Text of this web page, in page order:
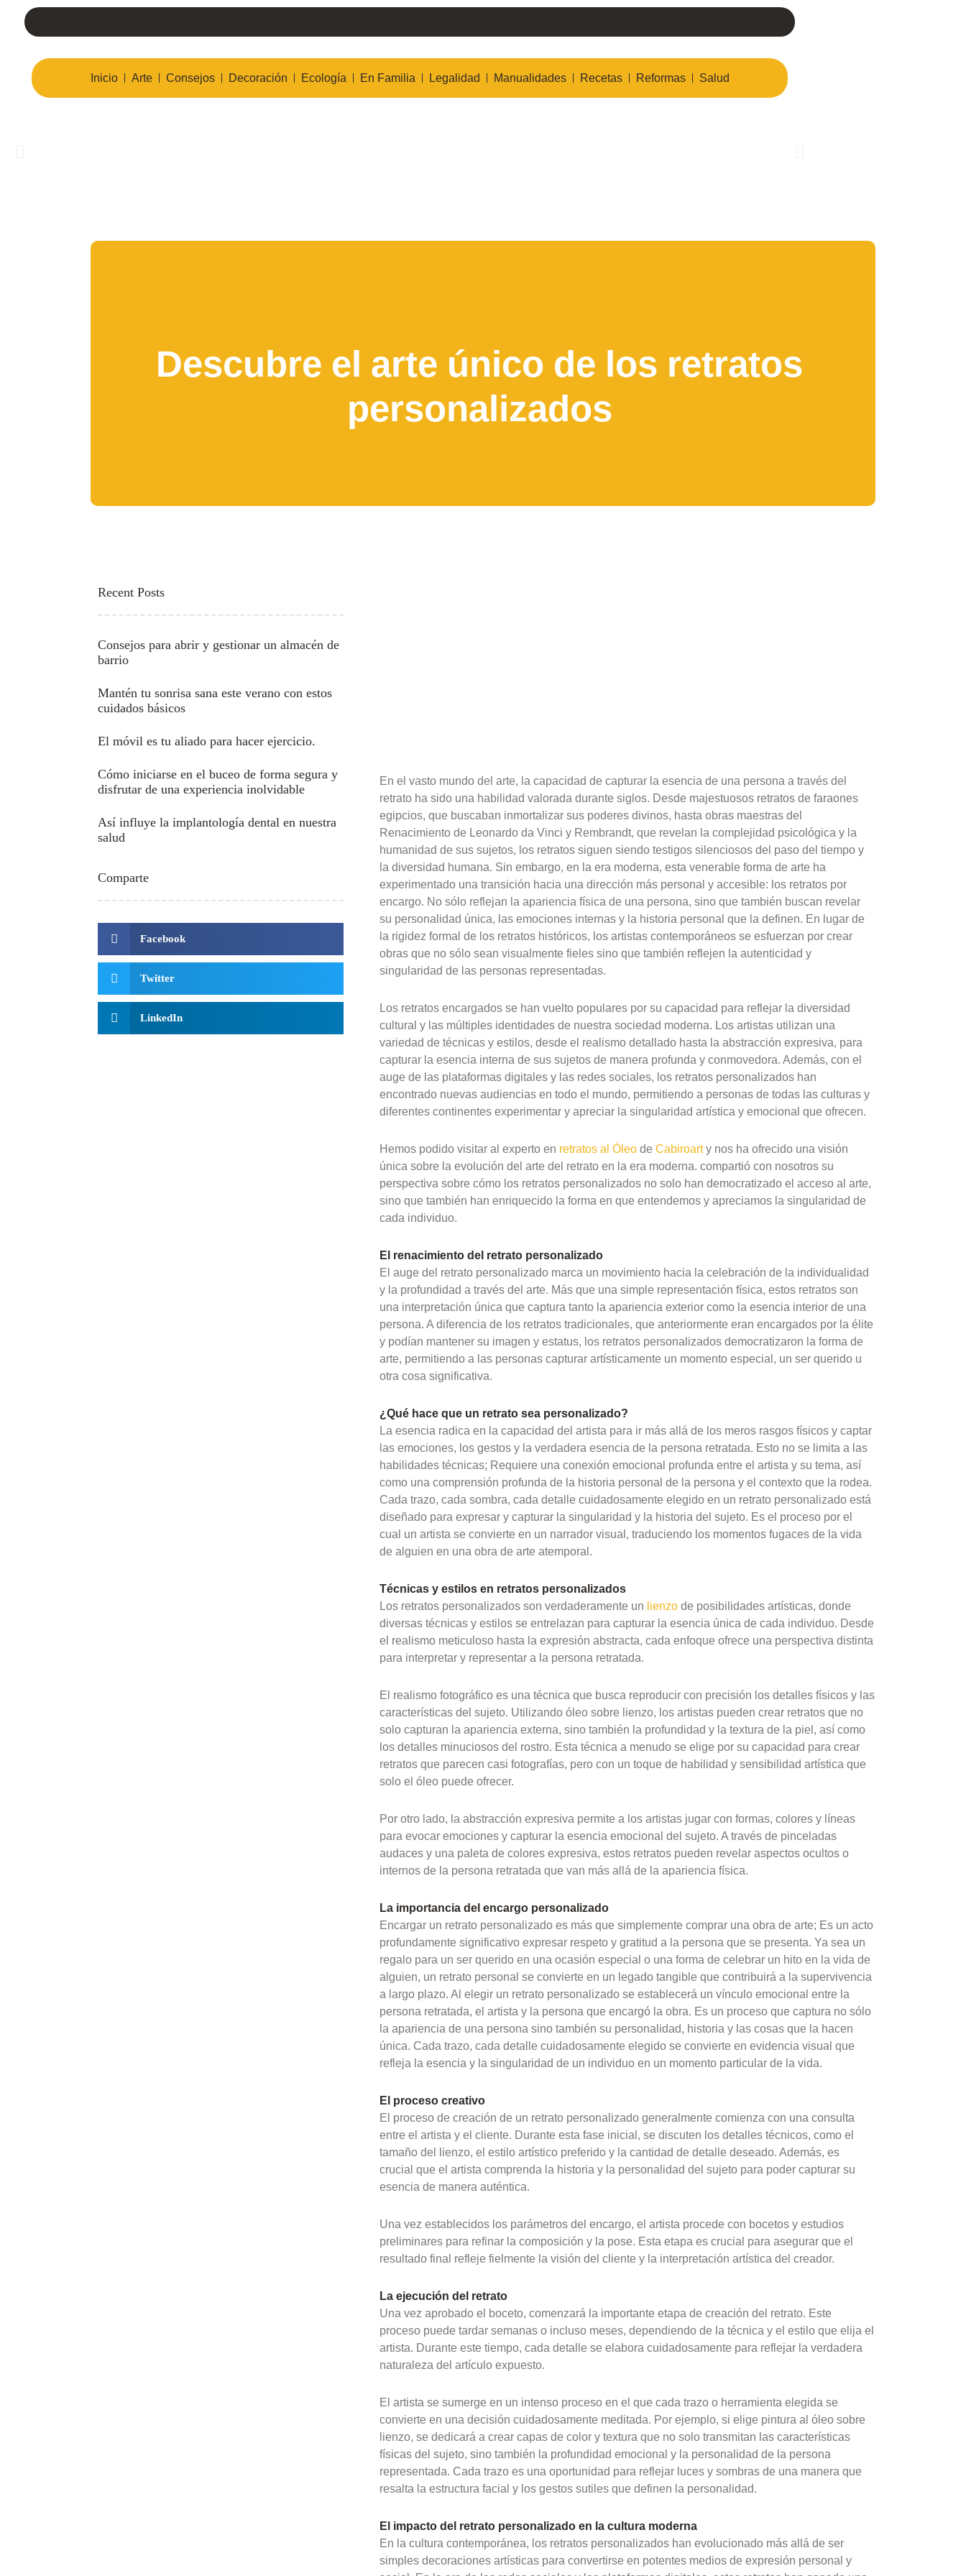
contenido
Inicio Arte Consejos Decoración Ecología En Familia Legalidad Manualidades Recetas Reformas Salud
Descubre el arte único de los retratos
personalizados
Recent Posts
Consejos para abrir y gestionar un almacén de
barrio
Mantén tu sonrisa sana este verano con estos
cuidados básicos
El móvil es tu aliado para hacer ejercicio.
Cómo iniciarse en el buceo de forma segura y
disfrutar de una experiencia inolvidable
Así influye la implantología dental en nuestra
salud
Comparte
Facebook
Twitter
LinkedIn
En el vasto mundo del arte, la capacidad de capturar la esencia de una persona a través del
retrato ha sido una habilidad valorada durante siglos. Desde majestuosos retratos de faraones
egipcios, que buscaban inmortalizar sus poderes divinos, hasta obras maestras del
Renacimiento de Leonardo da Vinci y Rembrandt, que revelan la complejidad psicológica y la
humanidad de sus sujetos, los retratos siguen siendo testigos silenciosos del paso del tiempo y
la diversidad humana. Sin embargo, en la era moderna, esta venerable forma de arte ha
experimentado una transición hacia una dirección más personal y accesible: los retratos por
encargo. No sólo reflejan la apariencia física de una persona, sino que también buscan revelar
su personalidad única, las emociones internas y la historia personal que la definen. En lugar de
la rigidez formal de los retratos históricos, los artistas contemporáneos se esfuerzan por crear
obras que no sólo sean visualmente fieles sino que también reflejen la autenticidad y
singularidad de las personas representadas.
Los retratos encargados se han vuelto populares por su capacidad para reflejar la diversidad
cultural y las múltiples identidades de nuestra sociedad moderna. Los artistas utilizan una
variedad de técnicas y estilos, desde el realismo detallado hasta la abstracción expresiva, para
capturar la esencia interna de sus sujetos de manera profunda y conmovedora. Además, con el
auge de las plataformas digitales y las redes sociales, los retratos personalizados han
encontrado nuevas audiencias en todo el mundo, permitiendo a personas de todas las culturas y
diferentes continentes experimentar y apreciar la singularidad artística y emocional que ofrecen.
Hemos podido visitar al experto en retratos al Óleo deCabiroarty nos ha ofrecido una visión
única sobre la evolución del arte del retrato en la era moderna. compartió con nosotros su
perspectiva sobre cómo los retratos personalizados no solo han democratizado el acceso al arte,
sino que también han enriquecido la forma en que entendemos y apreciamos la singularidad de
cada individuo.
El renacimiento del retrato personalizado
El auge del retrato personalizado marca un movimiento hacia la celebración de la individualidad
y la profundidad a través del arte. Más que una simple representación física, estos retratos son
una interpretación única que captura tanto la apariencia exterior como la esencia interior de una
persona. A diferencia de los retratos tradicionales, que anteriormente eran encargados por la élite
y podían mantener su imagen y estatus, los retratos personalizados democratizaron la forma de
arte, permitiendo a las personas capturar artísticamente un momento especial, un ser querido u
otra cosa significativa.
¿Qué hace que un retrato sea personalizado?
La esencia radica en la capacidad del artista para ir más allá de los meros rasgos físicos y captar
las emociones, los gestos y la verdadera esencia de la persona retratada. Esto no se limita a las
habilidades técnicas; Requiere una conexión emocional profunda entre el artista y su tema, así
como una comprensión profunda de la historia personal de la persona y el contexto que la rodea.
Cada trazo, cada sombra, cada detalle cuidadosamente elegido en un retrato personalizado está
diseñado para expresar y capturar la singularidad y la historia del sujeto. Es el proceso por el
cual un artista se convierte en un narrador visual, traduciendo los momentos fugaces de la vida
de alguien en una obra de arte atemporal.
Técnicas y estilos en retratos personalizados
Los retratos personalizados son verdaderamente un lienzo de posibilidades artísticas, donde
diversas técnicas y estilos se entrelazan para capturar la esencia única de cada individuo. Desde
el realismo meticuloso hasta la expresión abstracta, cada enfoque ofrece una perspectiva distinta
para interpretar y representar a la persona retratada.
El realismo fotográfico es una técnica que busca reproducir con precisión los detalles físicos y las
características del sujeto. Utilizando óleo sobre lienzo, los artistas pueden crear retratos que no
solo capturan la apariencia externa, sino también la profundidad y la textura de la piel, así como
los detalles minuciosos del rostro. Esta técnica a menudo se elige por su capacidad para crear
retratos que parecen casi fotografías, pero con un toque de habilidad y sensibilidad artística que
solo el óleo puede ofrecer.
Por otro lado, la abstracción expresiva permite a los artistas jugar con formas, colores y líneas
para evocar emociones y capturar la esencia emocional del sujeto. A través de pinceladas
audaces y una paleta de colores expresiva, estos retratos pueden revelar aspectos ocultos o
internos de la persona retratada que van más allá de la apariencia física.
La importancia del encargo personalizado
Encargar un retrato personalizado es más que simplemente comprar una obra de arte; Es un acto
profundamente significativo expresar respeto y gratitud a la persona que se presenta. Ya sea un
regalo para un ser querido en una ocasión especial o una forma de celebrar un hito en la vida de
alguien, un retrato personal se convierte en un legado tangible que contribuirá a la supervivencia
a largo plazo. Al elegir un retrato personalizado se establecerá un vínculo emocional entre la
persona retratada, el artista y la persona que encargó la obra. Es un proceso que captura no sólo
la apariencia de una persona sino también su personalidad, historia y las cosas que la hacen
única. Cada trazo, cada detalle cuidadosamente elegido se convierte en evidencia visual que
refleja la esencia y la singularidad de un individuo en un momento particular de la vida.
El proceso creativo
El proceso de creación de un retrato personalizado generalmente comienza con una consulta
entre el artista y el cliente. Durante esta fase inicial, se discuten los detalles técnicos, como el
tamaño del lienzo, el estilo artístico preferido y la cantidad de detalle deseado. Además, es
crucial que el artista comprenda la historia y la personalidad del sujeto para poder capturar su
esencia de manera auténtica.
Una vez establecidos los parámetros del encargo, el artista procede con bocetos y estudios
preliminares para refinar la composición y la pose. Esta etapa es crucial para asegurar que el
resultado final refleje fielmente la visión del cliente y la interpretación artística del creador.
La ejecución del retrato
Una vez aprobado el boceto, comenzará la importante etapa de creación del retrato. Este
proceso puede tardar semanas o incluso meses, dependiendo de la técnica y el estilo que elija el
artista. Durante este tiempo, cada detalle se elabora cuidadosamente para reflejar la verdadera
naturaleza del artículo expuesto.
El artista se sumerge en un intenso proceso en el que cada trazo o herramienta elegida se
convierte en una decisión cuidadosamente meditada. Por ejemplo, si elige pintura al óleo sobre
lienzo, se dedicará a crear capas de color y textura que no solo transmitan las características
físicas del sujeto, sino también la profundidad emocional y la personalidad de la persona
representada. Cada trazo es una oportunidad para reflejar luces y sombras de una manera que
resalta la estructura facial y los gestos sutiles que definen la personalidad.
El impacto del retrato personalizado en la cultura moderna
En la cultura contemporánea, los retratos personalizados han evolucionado más allá de ser
simples decoraciones artísticas para convertirse en potentes medios de expresión personal y